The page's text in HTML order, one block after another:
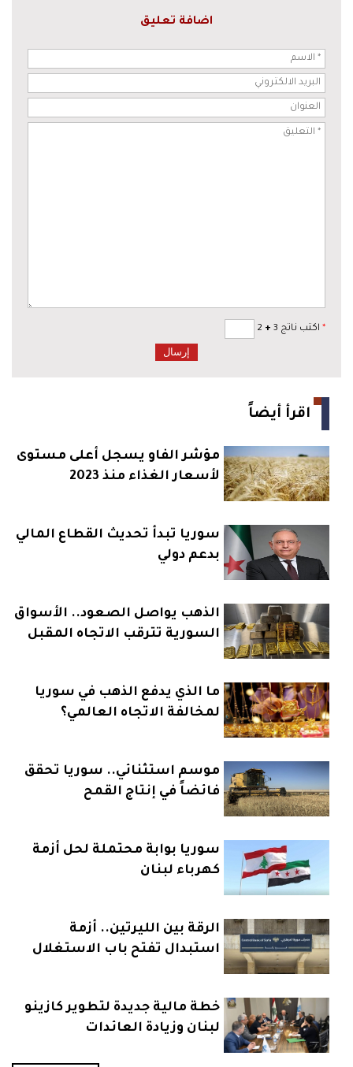
اضافة تعليق
* اكتب ناتج 3 +
اقرأ أيضاً
مؤشر الفاو يسجل أعلى مستوى
لأسعار الغذاء منذ 2023
سوريا تبدأ تحديث القطاع المالي
بدعم دولي
الذهب يواصل الصعود.. الأسواق
السورية تترقب الاتجاه المقبل
ما الذي يدفع الذهب في سوريا
لمخالفة الاتجاه العالمي؟
موسم استثنائي.. سوريا تحقق
فائضاً في إنتاج القمح
سوريا بوابة محتملة لحل أزمة
كهرباء لبنان
الرقة بين الليرتين.. أزمة
استبدال تفتح باب الاستغلال
خطة مالية جديدة لتطوير كازينو
لبنان وزيادة العائدات